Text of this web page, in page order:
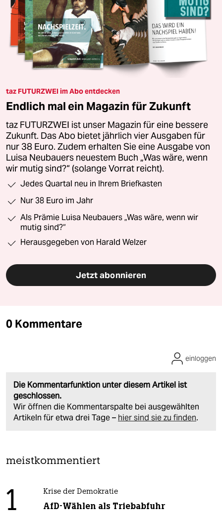
taz FUTURZWEI im Abo entdecken
Endlich mal ein Magazin für Zukunft
taz FUTURZWEI ist unser Magazin für eine bessere
Zukunft. Das Abo bietet jährlich vier Ausgaben für
nur 38 Euro. Zudem erhalten Sie eine Ausgabe von
Luisa Neubauers neuestem Buch „Was wäre, wenn
wir mutig sind?“ (solange Vorrat reicht).
Jedes Quartal neu in Ihrem Briefkasten
Nur 38 Euro im Jahr
Als Prämie Luisa Neubauers „Was wäre, wenn wir
mutig sind?“
Herausgegeben von Harald Welzer
Jetzt abonnieren
0 Kommentare
Die Kommentarfunktion unter diesem Artikel ist
geschlossen.
Wir öffnen die Kommentarspalte bei ausgewählten
Artikeln für etwa drei Tage – hier sind sie zu finden.
einloggen
meistkommentiert
1 Krise der Demokratie
AfD-Wählen als Triebabfuhr